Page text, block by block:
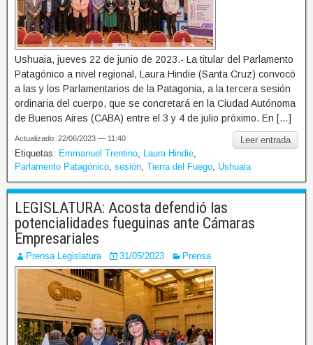
Ushuaia, jueves 22 de junio de 2023.- La titular del Parlamento
Patagónico a nivel regional, Laura Hindie (Santa Cruz) convocó
a las y los Parlamentarios de la Patagonia, a la tercera sesión
ordinaria del cuerpo, que se concretará en la Ciudad Autónoma
de Buenos Aires (CABA) entre el 3 y 4 de julio próximo. En […]
Leer entrada
Actualizado: 22/06/2023 — 11:40
Etiquetas: Emmanuel Trentino Laura Hindie
Parlamento Patagónico sesión Tierra del Fuego Ushuaia
LEGISLATURA: Acosta defendió las
potencialidades fueguinas ante Cámaras
Empresariales
Prensa Legislatura 31/05/2023 Prensa